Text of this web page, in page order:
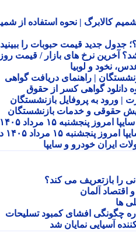
| نحوه استفاده از شمیم
جدید قیمت حبوبات را ببینید /
نرخ های بازار / قیمت روز
و لوبیا
| راهنمای دریافت گواهی
گواهی کسر از حقوق
به پروفایل بازنشستگان
حقوقی و خدمات بازنشستگان
قیمت خودروهای ایران خودرو سایپا امروز پنجشنبه ۱۵ مرداد ۱۴۰۵ |
قیمت خودروهای ایران خودرو سایپا امروز پنجشنبه ۱۵ مرداد ۱۴۰۵ در
خودرو و سایپا
بازتعریف می کند؟
آلمان
افشای کمبود تسلیحات
آسیایی نمایان شد